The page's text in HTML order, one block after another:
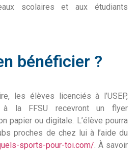
scolaires et aux étudiants
bénéficier ?
les élèves licenciés à l’USEP,
à la FFSU recevront un flyer
papier ou digitale. L’élève pourra
proches de chez lui à l’aide du
sports-pour-toi.com/. À savoir